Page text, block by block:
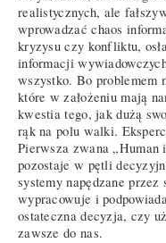
realistycznych, ale
wprowadzać chaos
kryzysu czy konfliktu,
informacji
wszystko. Bo problemem
które w założeniu mają
kwestia tego, jak dużą
rąk na polu walki.
Pierwsza zwana „Human
pozostaje w pętli
systemy napędzane
wypracowuje i
ostateczna decyzja, czy
zawsze do nas.